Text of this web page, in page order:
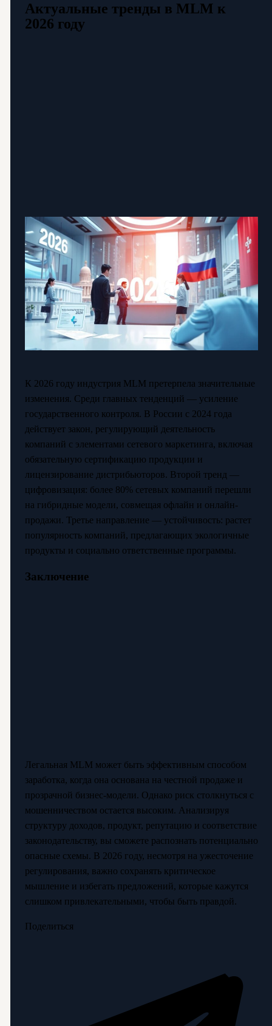
Актуальные тренды в MLM к
2026 году
К 2026 году индустрия MLM претерпела значительные
изменения. Среди главных тенденций — усиление
государственного контроля. В России с 2024 года
действует закон, регулирующий деятельность
компаний с элементами сетевого маркетинга, включая
обязательную сертификацию продукции и
лицензирование дистрибьюторов. Второй тренд —
цифровизация: более 80% сетевых компаний перешли
на гибридные модели, совмещая офлайн и онлайн-
продажи. Третье направление — устойчивость: растет
популярность компаний, предлагающих экологичные
продукты и социально ответственные программы.
Заключение
Легальная MLM может быть эффективным способом
заработка, когда она основана на честной продаже и
прозрачной бизнес-модели. Однако риск столкнуться с
мошенничеством остается высоким. Анализируя
структуру доходов, продукт, репутацию и соответствие
законодательству, вы сможете распознать потенциально
опасные схемы. В 2026 году, несмотря на ужесточение
регулирования, важно сохранять критическое
мышление и избегать предложений, которые кажутся
слишком привлекательными, чтобы быть правдой.
Поделиться